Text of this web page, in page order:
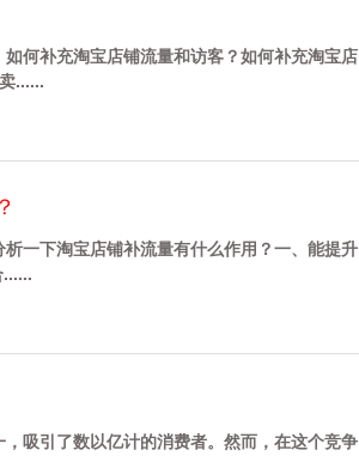
何补充淘宝店铺流量和访客？如何补充淘宝店
......
一下淘宝店铺补流量有什么作用？一、能提升
吸引了数以亿计的消费者。然而，在这个竞争